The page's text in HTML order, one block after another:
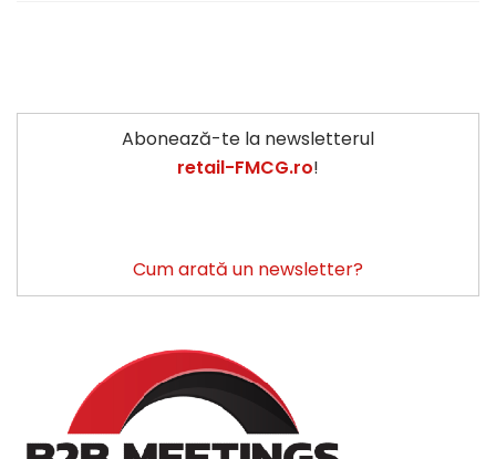
Abonează-te la newsletterul
retail-FMCG.ro!
Cum arată un newsletter?